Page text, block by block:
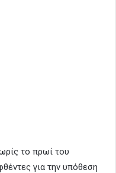
το πρωί του
για την υπόθεση